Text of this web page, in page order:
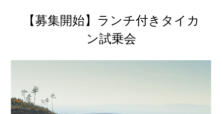
【募集開始】ランチ付きタイカ
ン試乗会